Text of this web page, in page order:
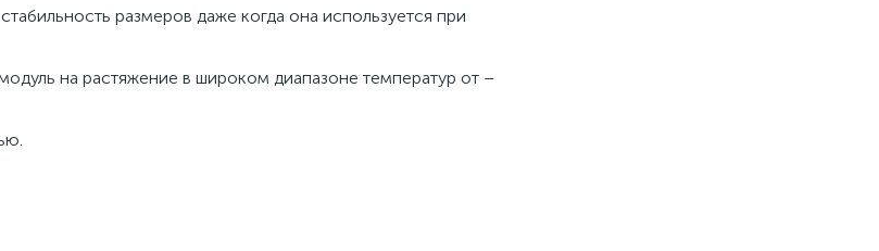
размеров даже когда она используется при
на растяжение в широком диапазоне температур от –